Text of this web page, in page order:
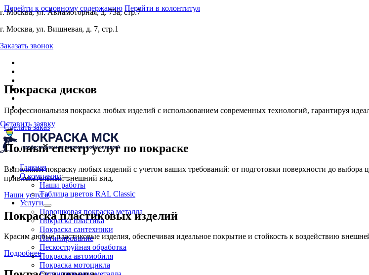
Перейти к основному содержанию Перейти в колонтитул
г. Москва, ул. Авиамоторная, д. 73а, стр.7
г. Москва, ул. Вишневая, д. 7, стр.1
Заказать звонок
Оставить заявку
Главная
О компании
Наши работы
Таблица цветов RAL Classic
Услуги
Порошковая покраска металла
Покраска пластика
Покраска сантехники
Патинирование
Пескоструйная обработка
Покраска автомобиля
Покраска мотоцикла
Покраска дисков
Профессиональная покраска любых изделий с использованием современных технологий, гарантируя
Сделать заказ
Полный спектр услуг по покраске
Выполняем покраску любых изделий с учетом ваших требований: от подготовки поверхности до выбора
привлекательный внешний вид.
Наши услуги
Покраска пластиковых изделий
Красим любые пластиковые изделия, обеспечивая идеальное покрытие и стойкость к воздействию
Подробнее